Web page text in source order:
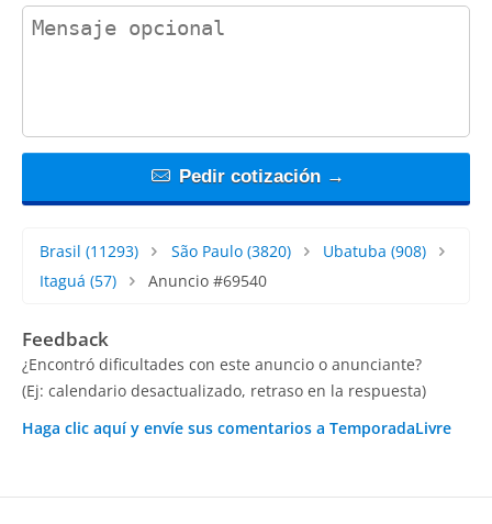
contact_message
Pedir cotización →
Brasil (11293) São Paulo(3820) Ubatuba (908)
Itaguá (57) Anuncio #69540
Feedback
¿Encontró dificultades con este anuncio o anunciante?
(Ej: calendario desactualizado, retraso en la respuesta)
Haga clic aquí y envíe sus comentarios a TemporadaLivre